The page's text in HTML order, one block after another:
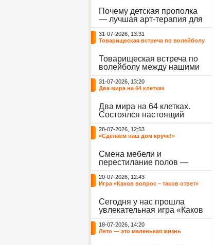
Почему детская прополка
— лучшая арт-терапия для
воспитателя?
31-07-2026, 13:31
Товарищеская встреча по волейболу
Товарищеская встреча по
волейболу между нашими
воспитанниками и
сельскими ребятами.
31-07-2026, 13:20
Два мира на 64 клетках
Два мира на 64 клетках.
Состоялся настоящий
интеллектуальный
праздник — турнир по
шахматам и шашкам.
небывалый ажиотаж среди
воспитанников, превратив
тихие залы центра в арену
напряжённых поединков,
громких аплодисментов и
жарких обсуждений.
28-07-2026, 12:53
«Сделаем наш дом круче!»
Смена мебели и
перестилание полов —
дело рук профессионалов.
А вот создание настоящего
домашнего уюта — задача
этой неделе ребята взяли
инициативу в свои руки и
устроили масштабную
генеральную уборку
жилого корпуса.
20-07-2026, 12:43
Игра «Каков вопрос – таков ответ»
Сегодня у нас прошла
увлекательная игра «Каков
вопрос – таков ответ»,
которая собрала самых
любознательных
18-07-2026, 14:20
Лето — это маленькая жизнь